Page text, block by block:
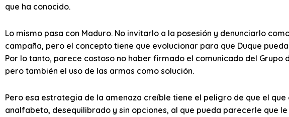
que ha conocido.
Lo mismo pasa con Maduro. No invitarlo a la posesión y denunciarlo
campaña, pero el concepto tiene que evolucionar para que Duque
Por lo tanto, parece costoso no haber firmado el comunicado del Grupo
pero también el uso de las armas como solución.
Pero esa estrategia de la amenaza creíble tiene el peligro de que el
analfabeto, desequilibrado y sin opciones, al que pueda parecerle que